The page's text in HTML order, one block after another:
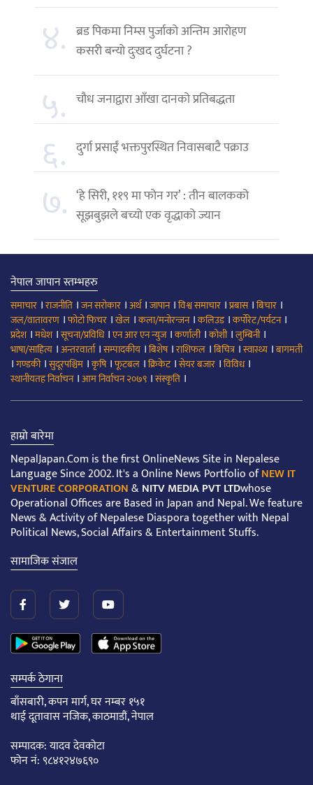
४. ब्रड पिकमा निम्स पुर्जाको अन्तिम आरोहण
कसरी बन्यो दुःखद दुर्घटना ?
५. चौध जनाद्वारा आँखा दानको प्रतिबद्धता
६. दुर्गा प्रसाईं भक्तपुरस्थित निवासबाटै पक्राउ
७. ‘हे सिरी, ११९ मा फोन गर’ : तीन बालकको
सूझबुझले बच्यो एक वृद्धाको ज्यान
नेपाल जापान स्तम्भहरु
समाचार ।राजनीति ।जन सरोकार ।अर्थ।जापान।विश्व समाचार ।प्रबास।बिचार ।
जल/वातावरण ।फोटो फिचर ।खेल ।कला/मनोरन्जन।कलिउड।कर्पोरेट/पर्यटन।
प्रदेश।मधेश।सूचना/प्रविधि।एन आर एन न्युज।कर्णाली।कोशी।लुम्बिनी।
भाषा/साहित्य ।अन्तरवार्ता।सम्पादकीय ।बिशेष।राशिफल ।बिचित्र।स्वास्थ्य ।बागमती
।गण्डकी।सुदूरपश्चिम ।कृषि।फूटबल ।क्रिकेट।सेयर बजार ।विविध।
स्थानीयतह निर्वाचन।आम निर्वाचन २०७९ ।संस्कृति ।
हाम्रो बारेमा
NepalJapan.Com is the first OnlineNews Site in Nepalese
Language Since 2002. It's a Online News Portfolio ofNEW IT
VENTURE CORPORATION&NITV MEDIA PVT LTDwhose
Operational Offices are Based in Japan and Nepal. We feature
News & Activity of Nepalese Diaspora together with Nepal
Political News, Social Affairs & Entertainment Stuffs.
सामाजिक संजाल
सम्पर्क ठेगाना
बाँसबारी, कपन मार्ग, घर नम्बर १५१
थाई दूतावास नजिक, काठमाडौं, नेपाल
सम्पादक: यादव देवकोटा
फोन नं: ९८४१२४७६९०